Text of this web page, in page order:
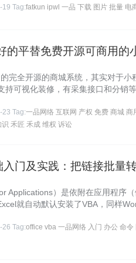
19 Tag:fatkun ipwl 一品 下载 图片 批量 电
的平替免费开源可商用的
完全开源的商城系统，其实对于小
持可视化装修，有采集接口和分销
23 Tag:一品网络 互联网 产权 免费 商城 商
识 禾匠 禾成 维权 诉讼
门及实践：把链接批量
Applications）是依附在应用程序
就自动默认安装了VBA，同样
26 Tag:office vba 一品网络 入门 办公 命令